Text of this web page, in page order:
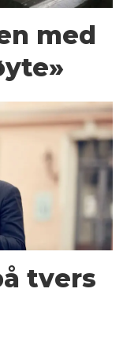
med
tvers